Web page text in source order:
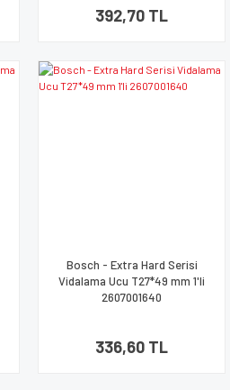
392,70 TL
Bosch - Extra Hard Serisi
Vidalama Ucu T27*49 mm 1'li
2607001640
336,60 TL